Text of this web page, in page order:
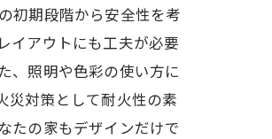
初期段階から安全性を考
イアウトにも工夫が必要
、照明や色彩の使い方に
災対策として耐火性の素
たの家もデザインだけで